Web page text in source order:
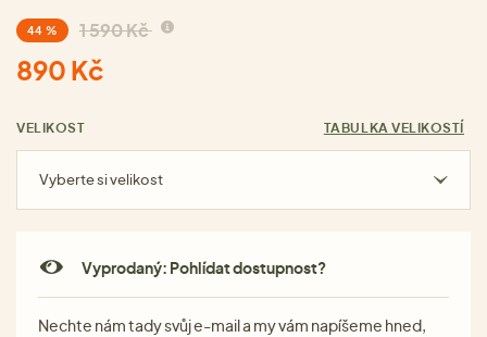
44 % 1 590 Kč
890 Kč
VELIKOST TABULKA VELIKOSTÍ
Vyberte si velikost
Vyprodaný: Pohlídat dostupnost?
Nechte nám tady svůj e-mail a my vám napíšeme hned,